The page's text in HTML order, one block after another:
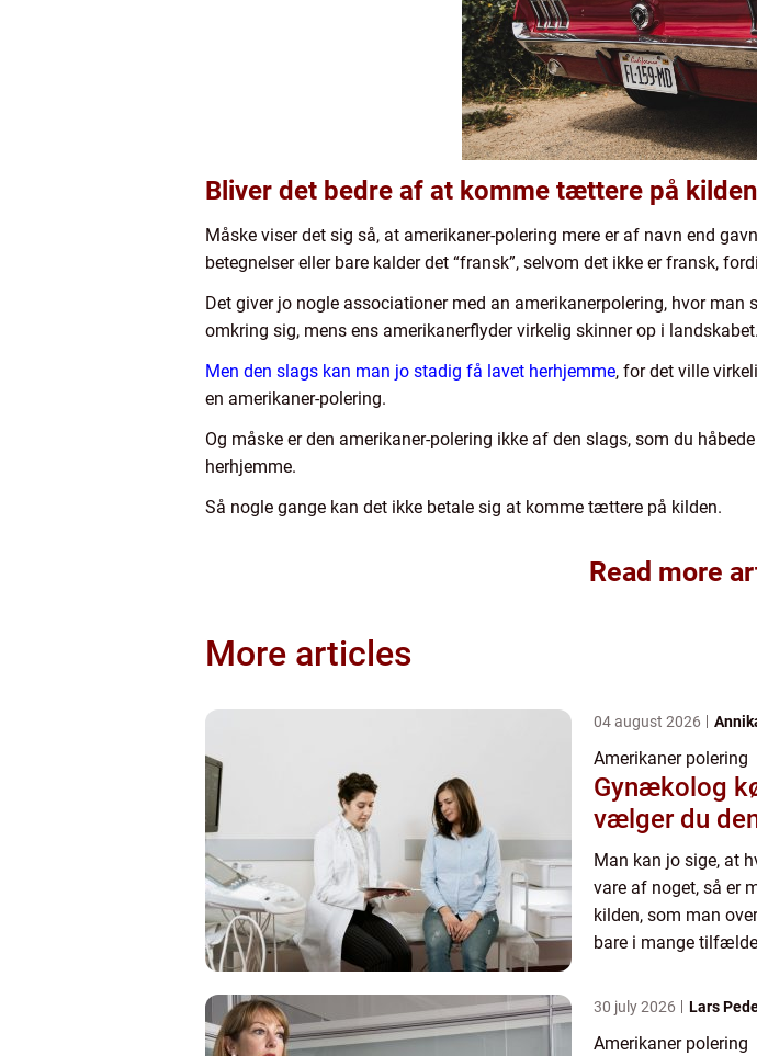
Bliver det bedre af at komme tættere på
Måske viser det sig så, at amerikaner-polering mere er af navn end
betegnelser eller bare kalder det “fransk”, selvom det ikke er fransk,
Det giver jo nogle associationer med an amerikanerpolering, hvor
omkring sig, mens ens amerikanerflyder virkelig skinner op i landskabet.
Men den slags kan man jo stadig få lavet herhjemme, for det ville
en amerikaner-polering.
Og måske er den amerikaner-polering ikke af den slags, som du
herhjemme.
Så nogle gange kan det ikke betale sig at komme tættere på kilden.
Read more
More articles
04 august 2026
Amerikaner polering
Gynækolog
vælger du
Man kan jo sige, at
vare af noget, så er
kilden, som man
bare i mange
du gerne...
30 july 2026 Lars
Amerikaner polering